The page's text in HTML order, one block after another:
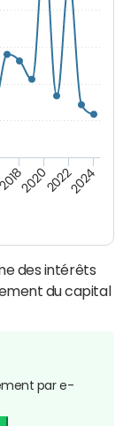
2018202020222024
des intérêts
du capital
par e-